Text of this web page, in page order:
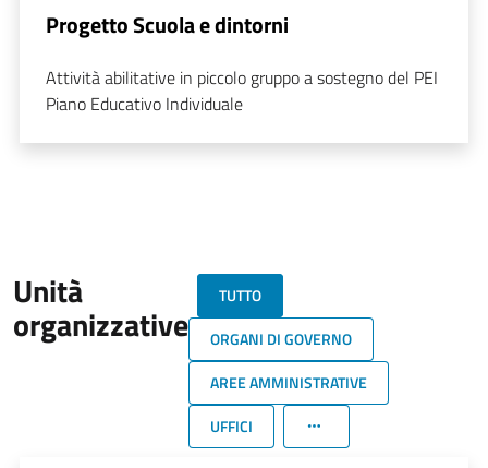
Progetto Scuola e dintorni
Attività abilitative in piccolo gruppo a sostegno del PEI
Piano Educativo Individuale
Unità
organizzative
TUTTO
ORGANI DI GOVERNO
AREE AMMINISTRATIVE
UFFICI